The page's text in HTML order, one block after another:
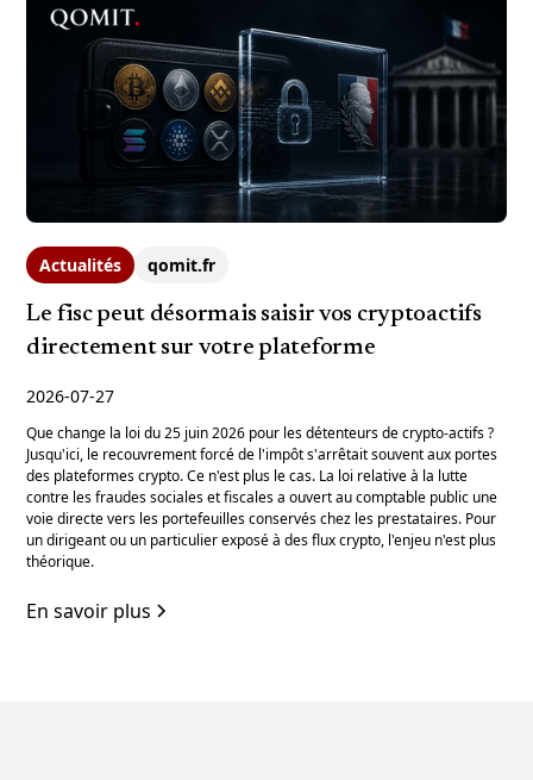
Actualités qomit.fr
Le fisc peut désormais saisir vos cryptoactifs
directement sur votre plateforme
2026-07-27
Que change la loi du 25 juin 2026 pour les détenteurs de crypto-actifs ?
Jusqu'ici, le recouvrement forcé de l'impôt s'arrêtait souvent aux portes
des plateformes crypto. Ce n'est plus le cas. La loi relative à la lutte
contre les fraudes sociales et fiscales a ouvert au comptable public une
voie directe vers les portefeuilles conservés chez les prestataires. Pour
un dirigeant ou un particulier exposé à des flux crypto, l'enjeu n'est plus
théorique.
En savoir plus